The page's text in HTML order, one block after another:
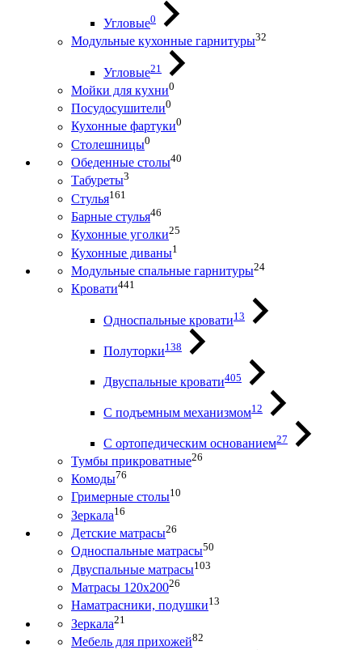
Угловые0
Модульные кухонные гарнитуры32
Угловые21
Мойки для кухни0
Посудосушители0
Кухонные фартуки0
Столешницы0
Обеденные столы40
Табуреты3
Стулья161
Барные стулья46
Кухонные уголки25
Кухонные диваны1
Модульные спальные гарнитуры24
Кровати441
Односпальные кровати13
Полуторки138
Двуспальные кровати405
С подъемным механизмом12
С ортопедическим основанием27
Тумбы прикроватные26
Комоды76
Гримерные столы10
Зеркала16
Детские матрасы26
Односпальные матрасы50
Двуспальные матрасы103
Матрасы 120х20026
Наматрасники, подушки13
Зеркала21
Мебель для прихожей82